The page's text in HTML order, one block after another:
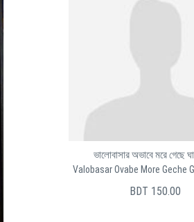
ভালোবাসার অভাবে মরে গেছে
Valobasar Ovabe More Geche
BDT 150.00